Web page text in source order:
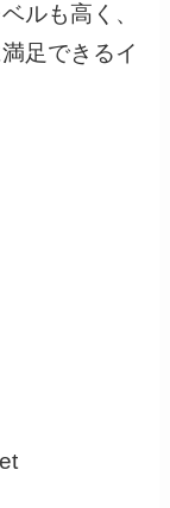
ルも高く、
足できるイ